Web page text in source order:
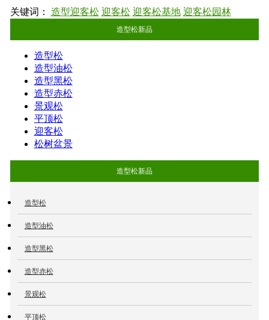
关键词： 造型迎客松 迎客松 迎客松基地 迎客松园林
造型松新品
造型松
造型油松
造型黑松
造型赤松
景观松
平顶松
迎客松
松树盆景
造型松新品
造型松
造型油松
造型黑松
造型赤松
景观松
平顶松